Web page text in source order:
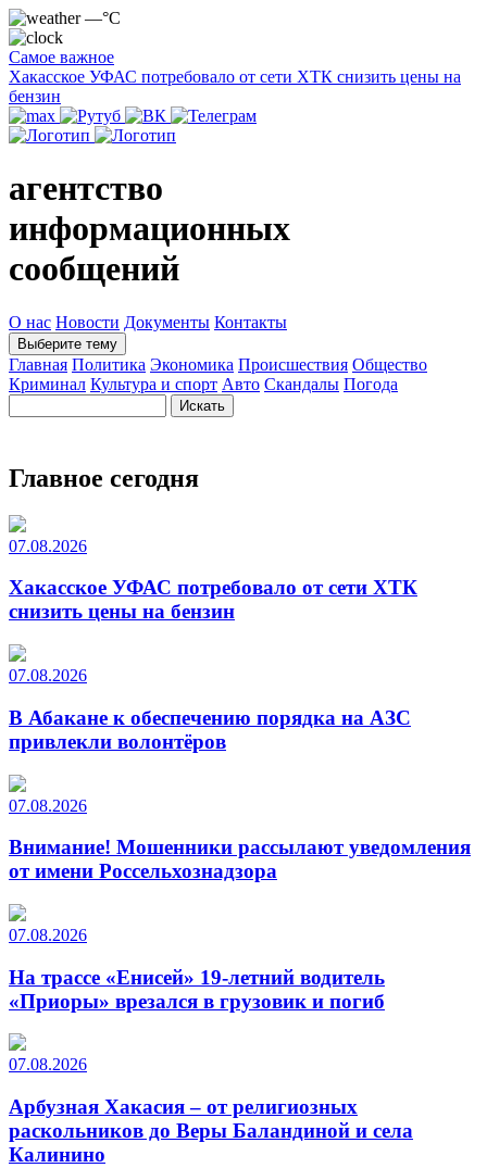
—°C
Самое важное
Хакасское УФАС потребовало от сети ХТК снизить цены на
бензин
агентство
информационных
сообщений
О нас Новости Документы Контакты
Выберите тему
Главная Политика Экономика Происшествия Общество
Криминал Культура и спорт Авто Скандалы Погода
Главное сегодня
07.08.2026
Хакасское УФАС потребовало от сети ХТК
снизить цены на бензин
07.08.2026
В Абакане к обеспечению порядка на АЗС
привлекли волонтёров
07.08.2026
Внимание! Мошенники рассылают уведомления
от имени Россельхознадзора
07.08.2026
На трассе «Енисей» 19-летний водитель
«Приоры» врезался в грузовик и погиб
07.08.2026
Арбузная Хакасия – от религиозных
раскольников до Веры Баландиной и села
Калинино